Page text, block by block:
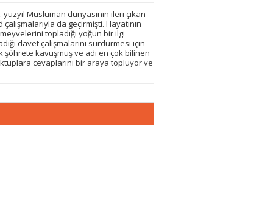
Müslüman dünyasının ileri çıkan
da geçirmişti. Hayatının
topladığı yoğun bir ilgi
davet çalışmalarını sürdürmesi için
kavuşmuş ve adı en çok bilinen
cevaplarını bir araya topluyor ve